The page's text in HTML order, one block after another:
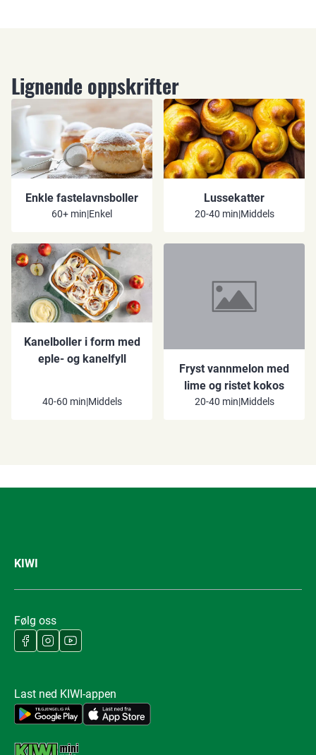
Lignende oppskrifter
Enkle fastelavnsboller
60+ min|Enkel
Lussekatter
20-40 min|Middels
Kanelboller i form med
eple- og kanelfyll
40-60 min|Middels
Fryst vannmelon med
lime og ristet kokos
20-40 min|Middels
KIWI
Følg oss
Last ned KIWI-appen